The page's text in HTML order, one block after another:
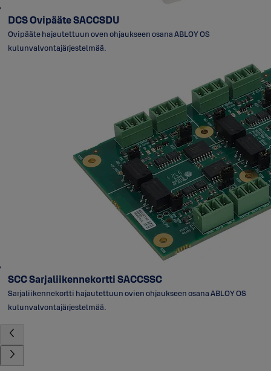
DCS Ovipääte SACCSDU
Ovipääte hajautettuun oven ohjaukseen osana ABLOY OS
kulunvalvontajärjestelmää.
SCC Sarjaliikennekortti SACCSSC
Sarjaliikennekortti hajautettuun ovien ohjaukseen osana ABLOY OS
kulunvalvontajärjestelmää.